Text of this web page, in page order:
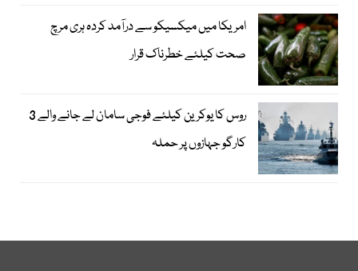
امریکا میں میکسیکو سے درآمد کردہ ہری مرچ
صحت کیلئے خطرناک قرار
روس کا یوکرین کیلئے فوجی سامان لے جانے والے 3
کارگو جہازوں پر حملہ